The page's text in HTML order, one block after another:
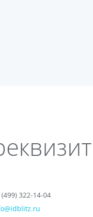
322-14-04